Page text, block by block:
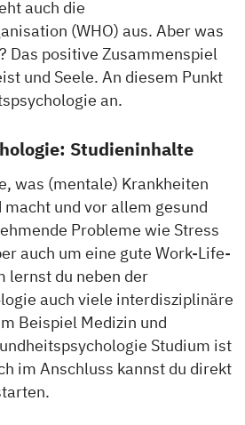
auch die
(WHO) aus. Aber was
Das positive Zusammenspiel
und Seele. An diesem Punkt
an.
Studieninhalte
was (mentale) Krankheiten
und vor allem gesund
Probleme wie Stress
auch um eine gute Work-Life-
lernst du neben der
auch viele interdisziplinäre
Beispiel Medizin und
Studium ist
im Anschluss kannst du direkt